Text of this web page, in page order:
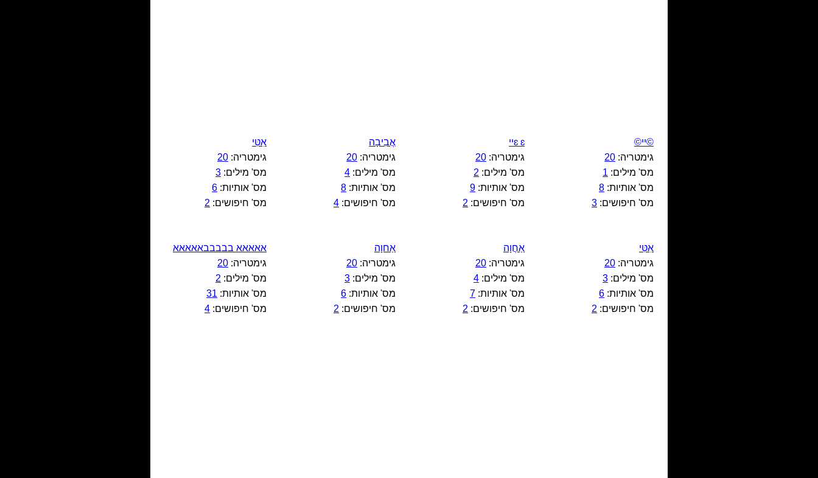
©יי©
גימטריה: 20
מס' מילים: 1
מס' אותיות: 8
מס' חיפושים: 3
ɛ ɛיי
גימטריה: 20
מס' מילים: 2
מס' אותיות: 9
מס' חיפושים: 2
אֲבִיבָה
גימטריה: 20
מס' מילים: 4
מס' אותיות: 8
מס' חיפושים: 4
אִטִּי
גימטריה: 20
מס' מילים: 3
מס' אותיות: 6
מס' חיפושים: 2
אִטִּי
גימטריה: 20
מס' מילים: 3
מס' אותיות: 6
מס' חיפושים: 2
אַחֲוָה
גימטריה: 20
מס' מילים: 4
מס' אותיות: 7
מס' חיפושים: 2
אַחוָה
גימטריה: 20
מס' מילים: 3
מס' אותיות: 6
מס' חיפושים: 2
אאאאא בבבבבאאאאא
גימטריה: 20
מס' מילים: 2
מס' אותיות: 31
מס' חיפושים: 4